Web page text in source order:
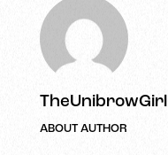
TheUnibrowGirl
ABOUT AUTHOR